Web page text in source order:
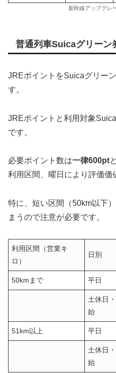
新幹線アップグレ
普通列車Suicaグリーン
JREポイントをSuicaグリー
す。
JREポイントと利用対象
です。
必要ポイント数は一律600pt
利用区間、曜日により評価価
特に、短い区間（50km以下
まうので注意が必要です。
利用区間（営業キ
ロ）
日別
50kmまで 平日
土休日
始
51km以上 平日
土休日
始